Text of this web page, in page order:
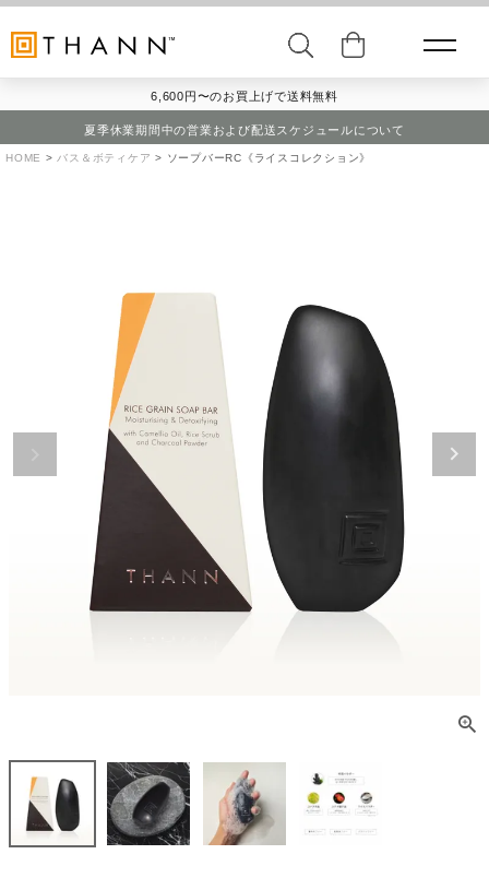
6,600円〜のお買上げで送料無料
夏季休業期間中の営業および配送スケジュールについて
HOME バス＆ボティケア ソープバーRC《ライスコレクション》